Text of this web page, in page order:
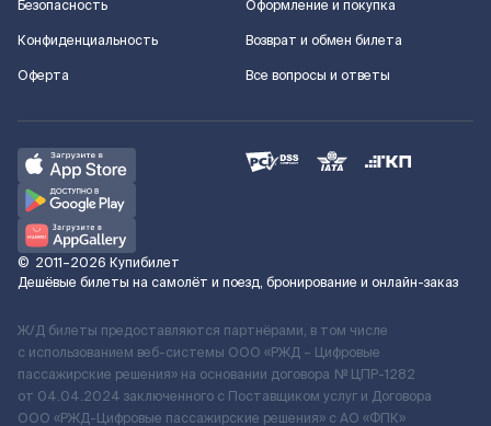
Безопасность
Конфиденциальность
Оферта
Оформление и покупка
Возврат и обмен билета
Все вопросы и ответы
© 2011–2026 Купибилет
Дешёвые билеты на самолёт и поезд, бронирование и онлайн-заказ
Ж/Д билеты предоставляются партнёрами, в том числе
с использованием веб-системы ООО «РЖД – Цифровые
пассажирские решения» на основании договора № ЦПР-1282
от 04.04.2024 заключенного с Поставщиком услуг и Договора
ООО «РЖД-Цифровые пассажирские решения» c АО «ФПК»